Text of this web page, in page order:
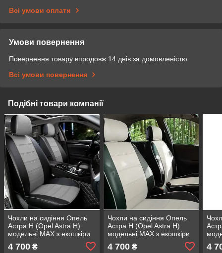
Всі умови оплати
Умови повернення
Повернення товару впродовж 14 днів за домовленістю
Всі умови повернення
Подібні товари компанії
Чохли на сидіння Опель
Астра Н (Opel Astra H)
модельні MAX з екошкіри
4 700 ₴
Чохли на сидіння Опель
Астра Н (Opel Astra H)
модельні MAX з екошкіри
4 700₴ 4